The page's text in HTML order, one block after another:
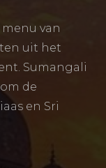
van
uit het
Sumangali
de
en Sri